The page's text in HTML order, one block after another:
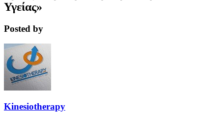
Υγείας»
Posted by
Kinesiotherapy